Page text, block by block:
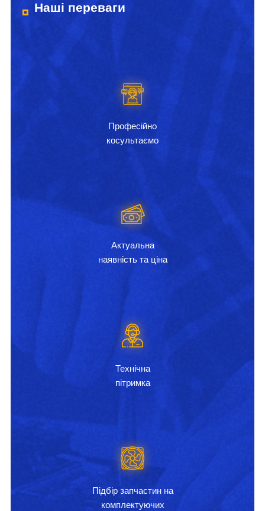
Наші переваги
Професійно
косультаємо
Актуальна
наявність та ціна
Технічна
пітримка
Підбір запчастин на
комплектуючих